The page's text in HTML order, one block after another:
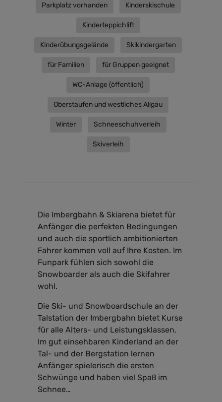
Parkplatz vorhanden Kinderskischule
Kinderteppichlift
Kinderübungsgelände Skikindergarten
für Familien für Gruppen geeignet
WC-Anlage (öffentlich)
Oberstaufen und westliches Allgäu
Winter Schneeschuhverleih
Skiverleih
Die Imbergbahn & Skiarena bietet für
Anfänger die perfekten Bedingungen
und auch die sportlich ambitionierten
Fahrer kommen voll auf Ihre Kosten. Im
Funpark fühlen sich sowohl die
Snowboarder als auch die Skifahrer
wohl.
Die Ski- und Snowboardschule an der
Talstation der Imbergbahn bietet Kurse
für alle Alters- und Leistungsklassen.
Im gut einsehbaren Kinderland an der
Tal- und der Bergstation lernen
Anfänger spielerisch die ersten
Schwünge und haben viel Spaß im
Schnee…